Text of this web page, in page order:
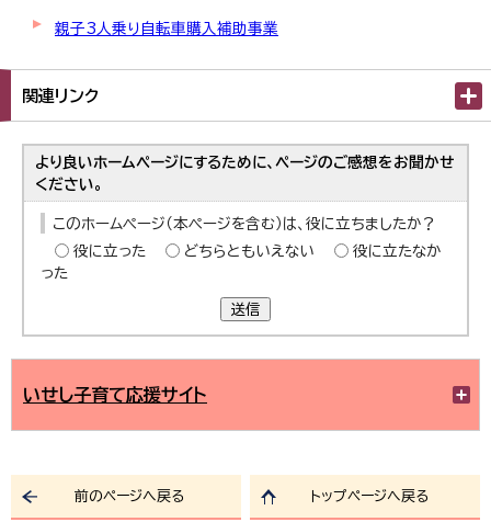
親子3人乗り自転車購入補助事業
関連リンク
より良いホームページにするために、ページのご感想をお聞かせ
ください。
このホームページ（本ページを含む）は、役に立ちましたか？
役に立った
どちらともいえない
役に立たなか
った
送信
いせし子育て応援サイト
前のページへ戻る トップページへ戻る